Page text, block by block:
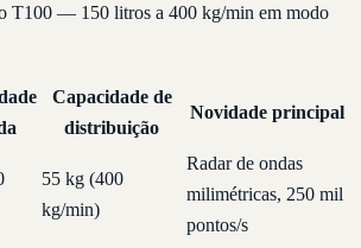
T100 — 150 litros a 400 kg/min em modo
Capacidade de
distribuição
Novidade principal
55 kg (400
kg/min)
Radar de ondas
milimétricas, 250 mil
pontos/s